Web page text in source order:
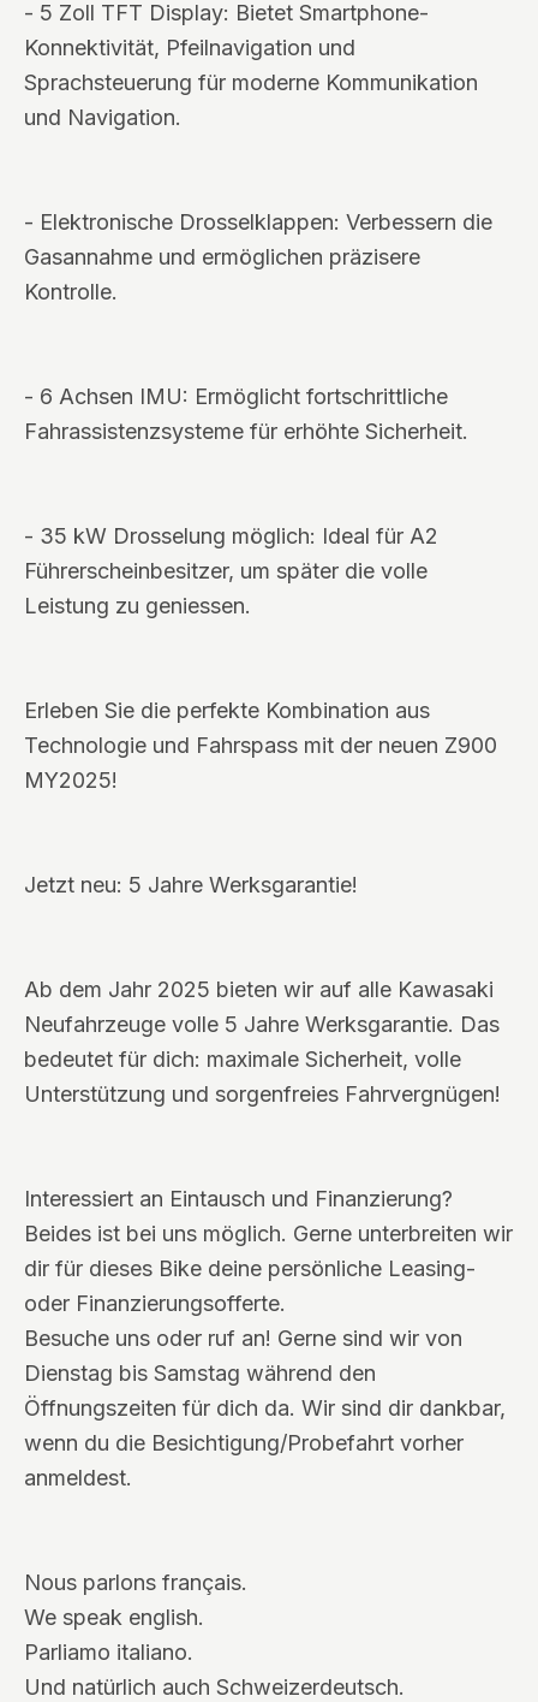
- 5 Zoll TFT Display: Bietet Smartphone-
Konnektivität, Pfeilnavigation und
Sprachsteuerung für moderne Kommunikation
und Navigation.
- Elektronische Drosselklappen: Verbessern die
Gasannahme und ermöglichen präzisere
Kontrolle.
- 6 Achsen IMU: Ermöglicht fortschrittliche
Fahrassistenzsysteme für erhöhte Sicherheit.
- 35 kW Drosselung möglich: Ideal für A2
Führerscheinbesitzer, um später die volle
Leistung zu geniessen.
Erleben Sie die perfekte Kombination aus
Technologie und Fahrspass mit der neuen Z900
MY2025!
Jetzt neu: 5 Jahre Werksgarantie!
Ab dem Jahr 2025 bieten wir auf alle Kawasaki
Neufahrzeuge volle 5 Jahre Werksgarantie. Das
bedeutet für dich: maximale Sicherheit, volle
Unterstützung und sorgenfreies Fahrvergnügen!
Interessiert an Eintausch und Finanzierung?
Beides ist bei uns möglich. Gerne unterbreiten wir
dir für dieses Bike deine persönliche Leasing-
oder Finanzierungsofferte.
Besuche uns oder ruf an! Gerne sind wir von
Dienstag bis Samstag während den
Öffnungszeiten für dich da. Wir sind dir dankbar,
wenn du die Besichtigung/Probefahrt vorher
anmeldest.
Nous parlons français.
We speak english.
Parliamo italiano.
Und natürlich auch Schweizerdeutsch.